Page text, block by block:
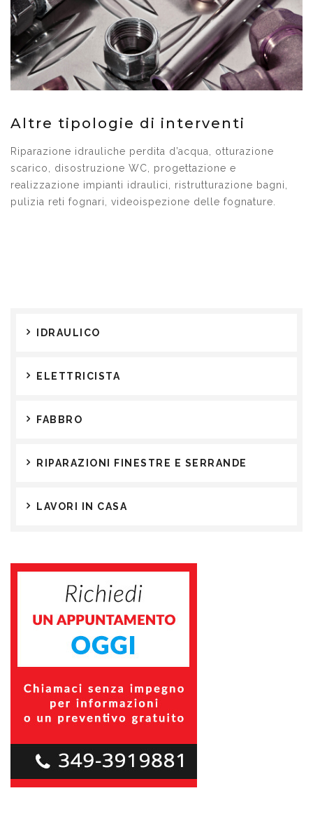
Altre tipologie di interventi
Riparazione idrauliche perdita d’acqua, otturazione
scarico, disostruzione WC, progettazione e
realizzazione impianti idraulici, ristrutturazione bagni,
pulizia reti fognari, videoispezione delle fognature.
IDRAULICO
ELETTRICISTA
FABBRO
RIPARAZIONI FINESTRE E SERRANDE
LAVORI IN CASA